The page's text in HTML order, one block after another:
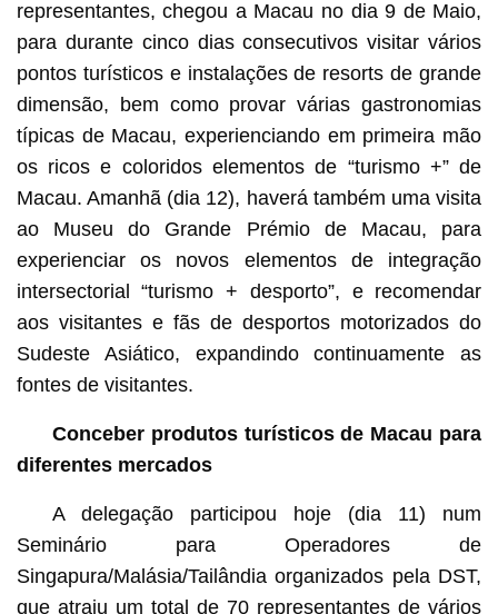
representantes, chegou a Macau no dia 9 de Maio,
para durante cinco dias consecutivos visitar vários
pontos turísticos e instalações de resorts de grande
dimensão, bem como provar várias gastronomias
típicas de Macau, experienciando em primeira mão
os ricos e coloridos elementos de “turismo +” de
Macau. Amanhã (dia 12), haverá também uma visita
ao Museu do Grande Prémio de Macau, para
experienciar os novos elementos de integração
intersectorial “turismo + desporto”, e recomendar
aos visitantes e fãs de desportos motorizados do
Sudeste Asiático, expandindo continuamente as
fontes de visitantes.
Conceber produtos turísticos de Macau para
diferentes mercados
A delegação participou hoje (dia 11) num
Seminário para Operadores de
Singapura/Malásia/Tailândia organizados pela DST,
que atraiu um total de 70 representantes de vários